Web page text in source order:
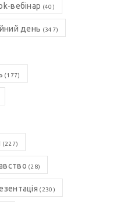
вебінар (40)
день (347)
(177)
(227)
(28)
(230)